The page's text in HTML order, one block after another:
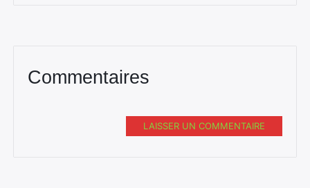
Commentaires
LAISSER UN COMMENTAIRE